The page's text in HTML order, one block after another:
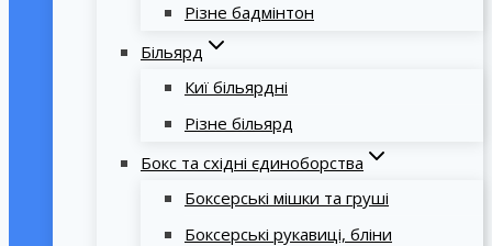
Різне бадмінтон
Більярд
Киї більярдні
Різне більярд
Бокс та східні єдиноборства
Боксерські мішки та груші
Боксерські рукавиці, бліни